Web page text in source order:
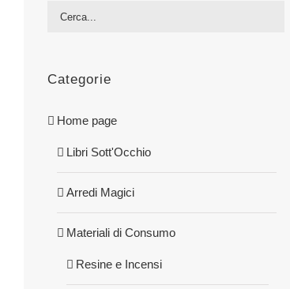
Categorie
Home page
Libri Sott'Occhio
Arredi Magici
Materiali di Consumo
Resine e Incensi